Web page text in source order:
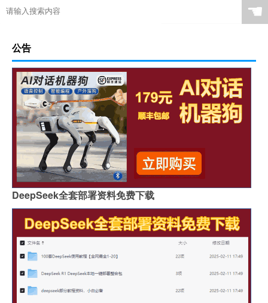
☚
公告
DeepSeek全套部署资料免费下载